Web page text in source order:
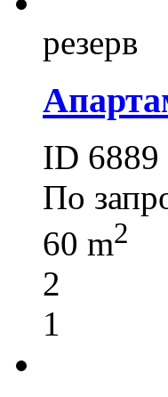
резерв
ID 6889
По
60 m2
2
1